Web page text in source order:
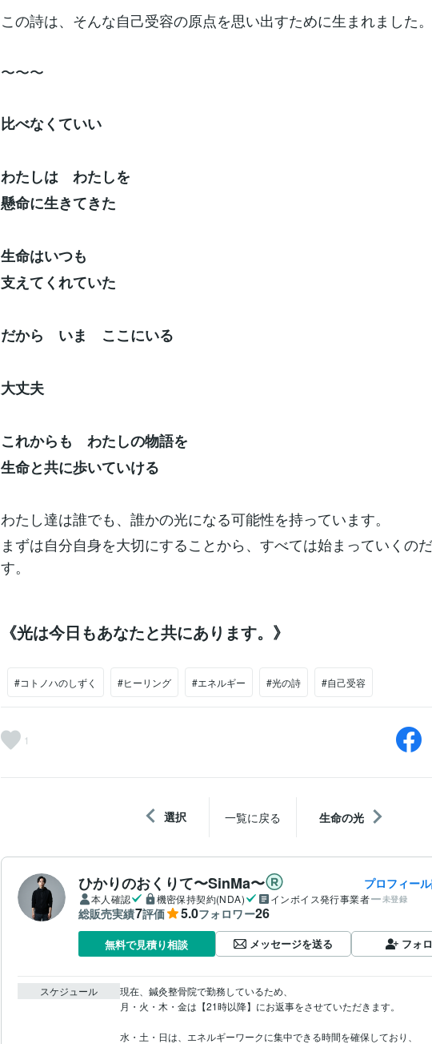
この詩は、そんな自己受容の原点を思い出すために生まれました。
〜〜〜
比べなくていい
わたしは わたしを
懸命に生きてきた
生命はいつも
支えてくれていた
だから いま ここにいる
大丈夫
これからも わたしの物語を
生命と共に歩いていける
わたし達は誰でも、誰かの光になる可能性を持っています。
まずは自分自身を大切にすることから、すべては始まっていくの
す。
《光は今日もあなたと共にあります。》
#コトノハのしずく #ヒーリング #エネルギー #光の詩 #自己受容
1
選択 一覧に戻る 生命の光
ひかりのおくりて〜SinMa〜 プロフィー
本人確認 機密保持契約(NDA) インボイス発行事業者 未登録
総販売実績7評価 5.0フォロワー26
無料で見積り相談 メッセージを送る フォ
スケジュール
現在、鍼灸整骨院で勤務しているため、
月・火・木・金は【21時以降】にお返事をさせていただきます。
水・土・日は、エネルギーワークに集中できる時間を確保しており、